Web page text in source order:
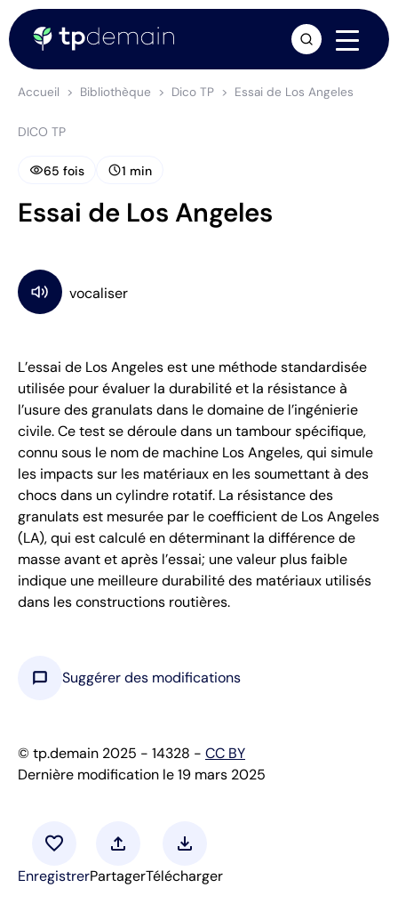
Accueil Bibliothèque Dico TP Essai de Los Angeles
DICO TP
visibility65 fois schedule1 min
Essai de Los Angeles
L’essai de Los Angeles est une méthode standardisée
utilisée pour évaluer la durabilité et la résistance à
l’usure des granulats dans le domaine de l’ingénierie
civile. Ce test se déroule dans un tambour spécifique,
connu sous le nom de machine Los Angeles, qui simule
les impacts sur les matériaux en les soumettant à des
chocs dans un cylindre rotatif. La résistance des
granulats est mesurée par le coefficient de Los Angeles
(LA), qui est calculé en déterminant la différence de
masse avant et après l’essai; une valeur plus faible
indique une meilleure durabilité des matériaux utilisés
dans les constructions routières.
chat_bubble Suggérer des modifications
© tp.demain 2025 - 14328 - CC BY
Dernière modification le 19 mars 2025
favorite
Enregistrer
upload
Partager
download
Télécharger
arrow_forward